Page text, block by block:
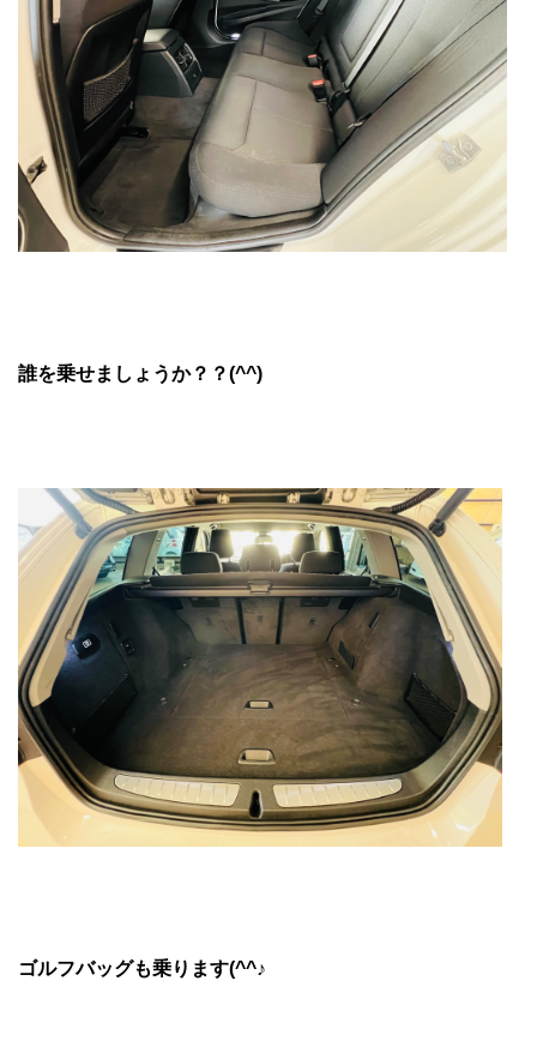
誰を乗せましょうか？？(^^)
ゴルフバッグも乗ります(^^♪